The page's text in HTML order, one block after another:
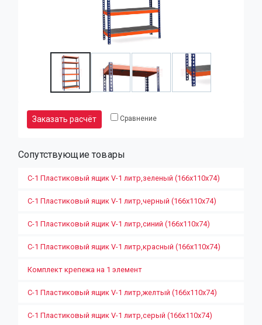
Заказать расчёт Сравнение
Сопутствующие товары
С-1 Пластиковый ящик V-1 литр,зеленый (166х110х74)
С-1 Пластиковый ящик V-1 литр,черный (166х110х74)
С-1 Пластиковый ящик V-1 литр,синий (166х110х74)
С-1 Пластиковый ящик V-1 литр,красный (166х110х74)
Комплект крепежа на 1 элемент
С-1 Пластиковый ящик V-1 литр,желтый (166х110х74)
С-1 Пластиковый ящик V-1 литр,серый (166х110х74)